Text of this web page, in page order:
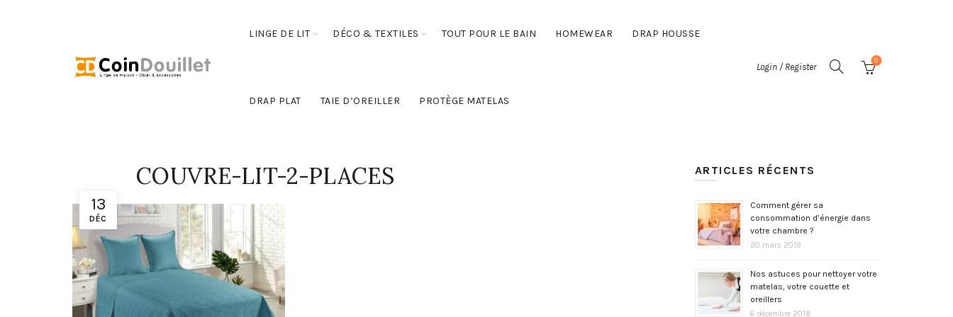
LINGE DE LIT DÉCO & TEXTILES TOUT POUR LE BAIN HOMEWEAR DRAP HOUSSE
DRAP PLAT TAIE D’OREILLER PROTÈGE MATELAS
Login / Register
0
13
DÉC
COUVRE-LIT-2-PLACES ARTICLES RÉCENTS
Comment gérer sa
consommation d’énergie dans
votre chambre ?
20 mars 2019
Nos astuces pour nettoyer votre
matelas, votre couette et
oreillers
6 décembre 2018